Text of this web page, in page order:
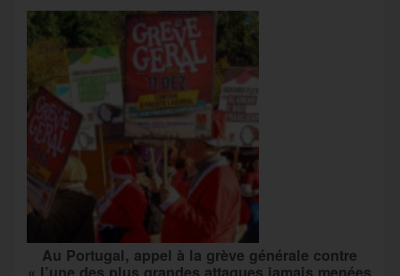
Au Portugal, appel à la grève générale contre
« l’une des plus grandes attaques jamais menées